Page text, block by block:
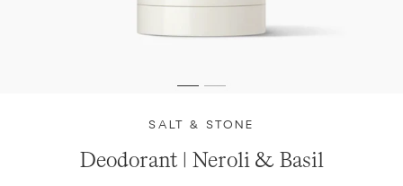
SALT & STONE
Deodorant | Neroli & Basil